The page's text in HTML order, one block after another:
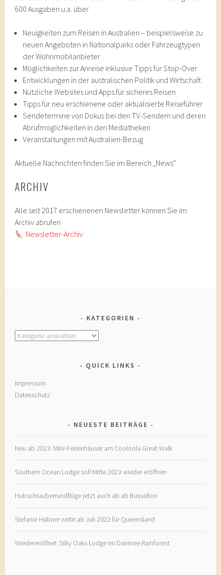
600 Ausgaben u.a. über
Neuigkeiten zum Reisen in Australien – beispielsweise zu
neuen Angeboten in Nationalparks oder Fahrzeugtypen
der Wohnmobilanbieter
Möglichkeiten zur Anreise inklusive Tipps für Stop-Over
Entwicklungen in der australischen Politik und Wirtschaft
Nützliche Websites und Apps für sicheres Reisen
Tipps für neu erschienene oder aktualisierte Reiseführer
Sendetermine von Dokus bei den TV-Sendern und deren
Abrufmöglichkeiten in den Mediatheken
Veranstaltungen mit Australien-Bezug
Aktuelle Nachrichten finden Sie im Bereich „News“
ARCHIV
Alle seit 2017 erschienenen Newsletter können Sie im
Archiv abrufen
Newsletter-Archiv
KATEGORIEN
Kategorien
QUICK LINKS
Impressum
Datenschutz
NEUESTE BEITRÄGE
Neu ab 2023: Mini-Ferienhäuser am Cooloola Great Walk
Southern Ocean Lodge soll Mitte 2023 wieder eröffnen
Hubschrauberrundflüge jetzt auch ab ab Busselton
Stefanie Hübner wirbt ab Juli 2022 für Queensland
Wiedereröffnet: Silky Oaks Lodge im Daintree Rainforest